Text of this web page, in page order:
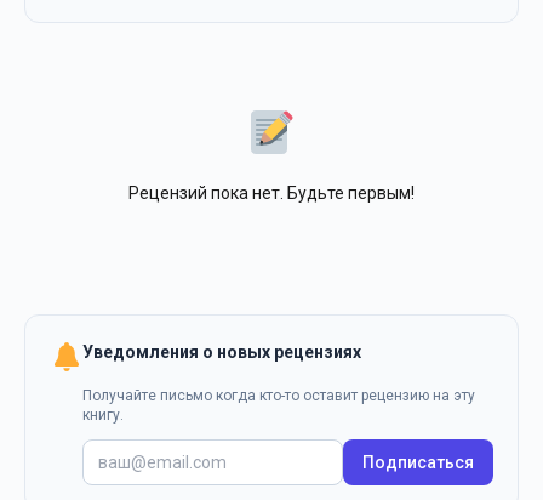
Рецензий пока нет. Будьте первым!
Уведомления о новых рецензиях
Получайте письмо когда кто-то оставит рецензию на эту
книгу.
Подписаться